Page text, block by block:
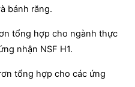
bánh răng.
tổng hợp cho ngành thực
nhận NSF H1.
tổng hợp cho các ứng